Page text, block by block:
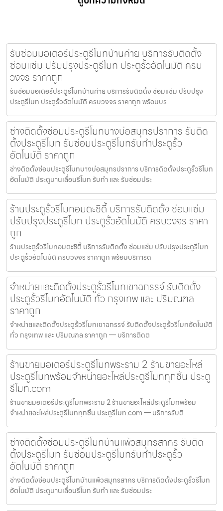
รับซ่อมมอเตอร์ประตูรีโมทบ้านค่าย บริการรับติดตั้ง
ซ่อมแซ่ม ปรับปรุงประตูรีโมท ประตูรั้วอัตโนมัติ ครบ
วงจร ราคาถูก
รับซ่อมมอเตอร์ประตูรีโมทบ้านค่าย บริการรับติดตั้ง ซ่อมแซ่ม ปรับปรุง
ประตูรีโมท ประตูรั้วอัตโนมัติ ครบวงจร ราคาถูก พร้อมบร
ช่างติดตั้งซ่อมประตูรีโมทบางบ่อสมุทรปราการ รับติด
ตั้งประตูรีโมท รับซ่อมประตูรีโมทรับทำประตูรั้ว
อัตโนมัติ ราคาถูก
ช่างติดตั้งซ่อมประตูรีโมทบางบ่อสมุทรปราการ บริการติดตั้งประตูรั้วรีโมท
อัตโนมัติ ประตูบานเลื่อนรีโมท รับทำ และ รับซ่อมประ
ร้านประตูรั้วรีโมทอมตะซิตี้ บริการรับติดตั้ง ซ่อมแซ่ม
ปรับปรุงประตูรีโมท ประตูรั้วอัตโนมัติ ครบวงจร ราคา
ถูก
ร้านประตูรั้วรีโมทอมตะซิตี้ บริการรับติดตั้ง ซ่อมแซ่ม ปรับปรุงประตูรีโมท
ประตูรั้วอัตโนมัติ ครบวงจร ราคาถูก พร้อมบริการด
จำหน่ายและติดตั้งประตูรั้วรีโมทเขาฉกรรจ์ รับติดตั้ง
ประตูรั้วรีโมทอัตโนมัติ ทั่ว กรุงเทพ และ ปริมณฑล
ราคาถูก
จำหน่ายและติดตั้งประตูรั้วรีโมทเขาฉกรรจ์ รับติดตั้งประตูรั้วรีโมทอัตโนมัติ
ทั่ว กรุงเทพ และ ปริมณฑล ราคาถูก — บริการติดต
ร้านขายมอเตอร์ประตูรีโมทพระราม 2 ร้านขายอะไหล่
ประตูรีโมทพร้อมจำหน่ายอะไหล่ประตูรีโมททุกชิ้น ประตู
รีโมท.com
ร้านขายมอเตอร์ประตูรีโมทพระราม 2 ร้านขายอะไหล่ประตูรีโมทพร้อม
จำหน่ายอะไหล่ประตูรีโมททุกชิ้น ประตูรีโมท.com — บริการรับติ
ช่างติดตั้งซ่อมประตูรีโมทบ้านแพ้วสมุทรสาคร รับติด
ตั้งประตูรีโมท รับซ่อมประตูรีโมทรับทำประตูรั้ว
อัตโนมัติ ราคาถูก
ช่างติดตั้งซ่อมประตูรีโมทบ้านแพ้วสมุทรสาคร บริการติดตั้งประตูรั้วรีโมท
อัตโนมัติ ประตูบานเลื่อนรีโมท รับทำ และ รับซ่อมประ